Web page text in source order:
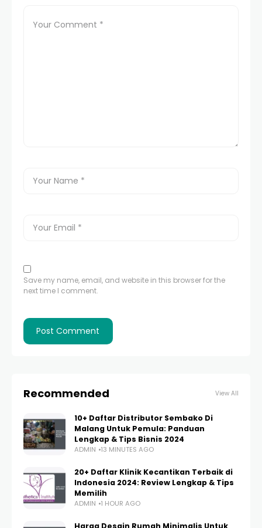
Save my name, email, and website in this browser for the
next time I comment.
Recommended View All
10+ Daftar Distributor Sembako Di
Malang Untuk Pemula: Panduan
Lengkap & Tips Bisnis 2024
ADMIN 13 MINUTES AGO
20+ Daftar Klinik Kecantikan Terbaik di
Indonesia 2024: Review Lengkap & Tips
Memilih
ADMIN 1 HOUR AGO
Harga Desain Rumah Minimalis Untuk